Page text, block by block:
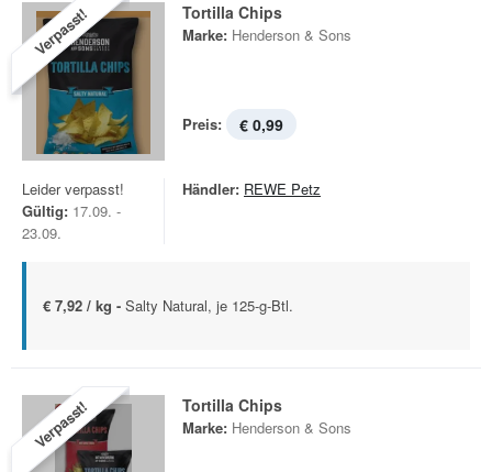
Verpasst! Tortilla Chips
Marke: Henderson & Sons
Preis: € 0,99
Leider verpasst!
Gültig: 17.09. -
23.09.
Händler: REWE Petz
€ 7,92 / kg - Salty Natural, je 125-g-Btl.
Verpasst! Tortilla Chips
Marke: Henderson & Sons